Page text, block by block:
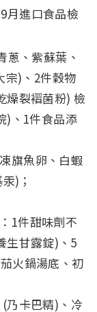
月進口食品檢
蔥、紫蘇葉、
宗)、2件穀物
燥裂褶菌粉) 檢
)、1件食品添
旗魚卵、白蝦
)；
1件甜味劑不
生甘露錠)、5
火鍋湯底、初
乃卡巴精)、冷